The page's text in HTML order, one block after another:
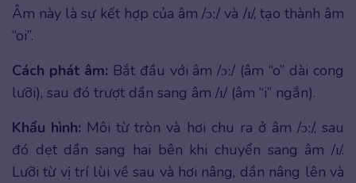
Âm này là sự kết hợp của âm /ɔː/ và /ɪ/, tạo thành âm
“oi”.
Cách phát âm: Bắt đầu với âm /ɔː/ (âm “o” dài cong
lưỡi), sau đó trượt dần sang âm /ɪ/ (âm “i” ngắn).
Khẩu hình: Môi từ tròn và hơi chu ra ở âm /ɔː/, sau
đó dẹt dần sang hai bên khi chuyển sang âm /ɪ/.
Lưỡi từ vị trí lùi về sau và hơi nâng, dần nâng lên và